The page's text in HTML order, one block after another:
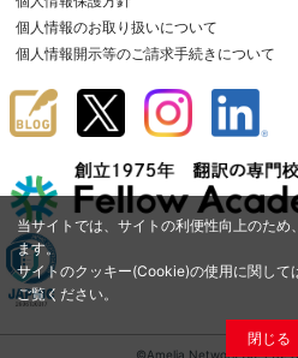
当サイトでは、サイトの利便性向上のた
ます。
サイトのクッキー(Cookie)の使用に関して
ご覧ください。
閉じる
個人情報のお取り扱いについて
個人情報開示等のご請求手続きについて
©Amelia Network Co.,Ltd.